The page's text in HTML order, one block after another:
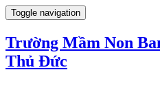
Toggle navigation
Trường Mầm Non
Thủ Đức